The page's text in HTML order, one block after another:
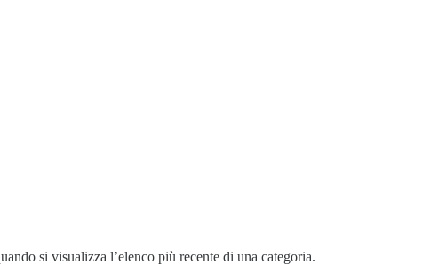
si visualizza l’elenco più recente di una categoria.